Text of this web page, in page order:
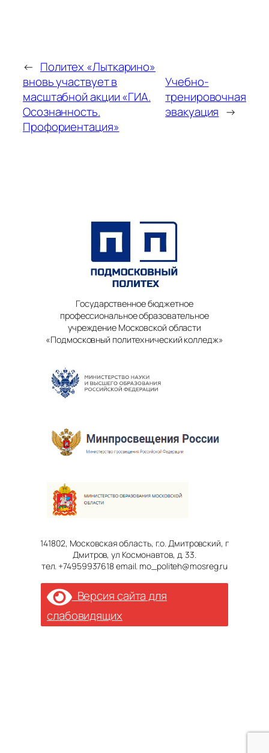
← Политех «Лыткарино»
вновь участвует в
масштабной акции «ГИА.
Осознанность.
Профориентация»
Учебно-
тренировочная
эвакуация →
Государственное бюджетное
профессиональное образовательное
учреждение Московской области
«Подмосковный политехнический колледж»
141802, Московская область, г.о. Дмитровский, г
Дмитров, ул Космонавтов, д. 33.
тел. +74959937618 email. mo_politeh@mosreg.ru
Версия сайта для
слабовидящих